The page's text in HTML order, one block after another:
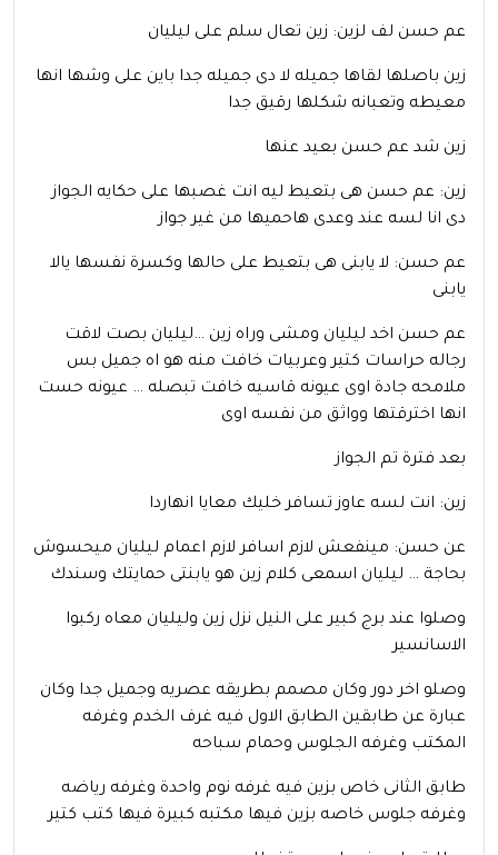
عم حسن لف لزين: زين تعال سلم على ليليان
زين باصلها لقاها جميله لا دى جميله جدا باين على وشها انها
معيطه وتعبانه شكلها رقيق جدا
زين شد عم حسن بعيد عنها
زين: عم حسن هى بتعيط ليه انت غصبها على حكايه الجواز
دى انا لسه عند وعدى هاحميها من غير جواز
عم حسن: لا يابنى هى بتعيط على حالها وكسرة نفسها يالا
يابنى
عم حسن اخد ليليان ومشى وراه زين …ليليان بصت لاقت
رجاله حراسات كتير وعربيات خافت منه هو اه جميل بس
ملامحه جادة اوى عيونه قاسيه خافت تبصله … عيونه حست
انها اخترقتها وواثق من نفسه اوى
بعد فترة تم الجواز
زين: انت لسه عاوز تسافر خليك معايا انهاردا
عن حسن: مينفعش لازم اسافر لازم اعمام ليليان ميحسوش
بحاجة … ليليان اسمعى كلام زين هو يابنتى حمايتك وسندك
وصلوا عند برج كبير على النيل نزل زين وليليان معاه ركبوا
الاسانسير
وصلو اخر دور وكان مصمم بطريقه عصريه وجميل جدا وكان
عبارة عن طابقين الطابق الاول فيه غرف الخدم وغرفه
المكتب وغرفه الجلوس وحمام سباحه
طابق الثانى خاص بزين فيه غرفه نوم واحدة وغرفه رياضه
وغرفه جلوس خاصه بزين فيها مكتبه كبيرة فيها كتب كتير